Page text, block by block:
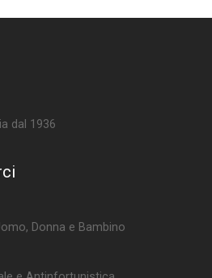
dal 1936
Donna e Bambino